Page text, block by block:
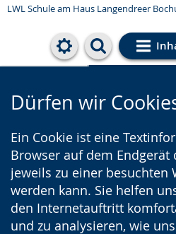
LWL Schule am Haus Langendreer
Cookie-
Dürfen wir
Ein Cookie ist eine
Browser auf dem Endgerät
jeweils zu einer besuchten
werden kann. Sie helfen
den Internetauftritt
und zu analysieren, wie